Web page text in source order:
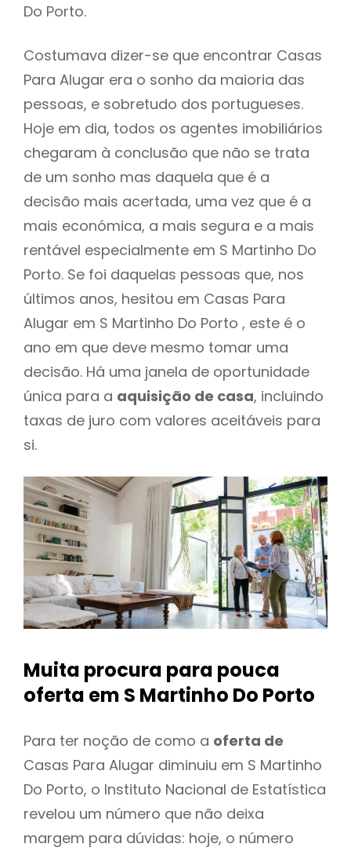
Do Porto.
Costumava dizer-se que encontrar Casas
Para Alugar era o sonho da maioria das
pessoas, e sobretudo dos portugueses.
Hoje em dia, todos os agentes imobiliários
chegaram à conclusão que não se trata
de um sonho mas daquela que é a
decisão mais acertada, uma vez que é a
mais económica, a mais segura e a mais
rentável especialmente em S Martinho Do
Porto. Se foi daquelas pessoas que, nos
últimos anos, hesitou em Casas Para
Alugar em S Martinho Do Porto , este é o
ano em que deve mesmo tomar uma
decisão. Há uma janela de oportunidade
única para a aquisição de casa, incluindo
taxas de juro com valores aceitáveis para
si.
Muita procura para pouca
oferta em S Martinho Do Porto
Para ter noção de como a oferta de
Casas Para Alugar diminuiu em S Martinho
Do Porto, o Instituto Nacional de Estatística
revelou um número que não deixa
margem para dúvidas: hoje, o número